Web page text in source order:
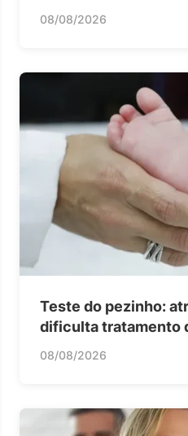
08/08/2026
Teste do pezinho:
dificulta tratamento
08/08/2026